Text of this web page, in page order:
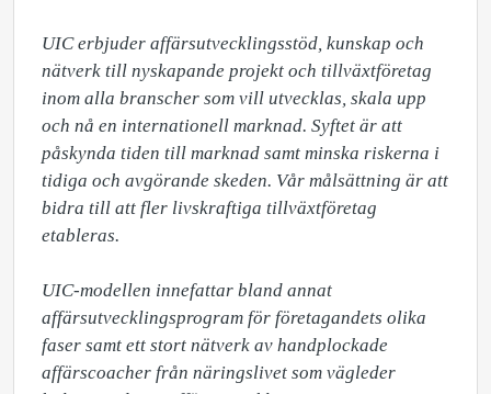
UIC erbjuder affärsutvecklingsstöd, kunskap och
nätverk till nyskapande projekt och tillväxtföretag
inom alla branscher som vill utvecklas, skala upp
och nå en internationell marknad. Syftet är att
påskynda tiden till marknad samt minska riskerna i
tidiga och avgörande skeden. Vår målsättning är att
bidra till att fler livskraftiga tillväxtföretag
etableras.
UIC-modellen innefattar bland annat
affärsutvecklingsprogram för företagandets olika
faser samt ett stort nätverk av handplockade
affärscoacher från näringslivet som vägleder